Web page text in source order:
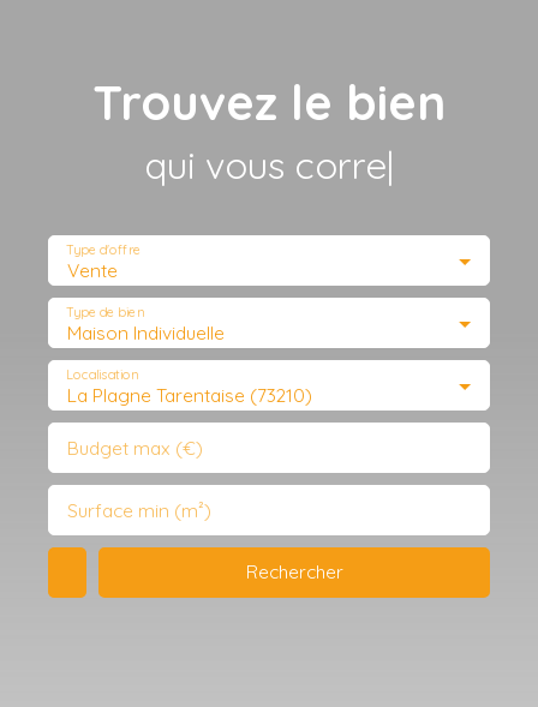
Trouvez le bien
qui vous correspo
Vente
Type d'offre
Maison Individuelle
Type de bien
La Plagne Tarentaise (73210)
Localisation
Budget max (€)
Surface min (m²)
Rechercher